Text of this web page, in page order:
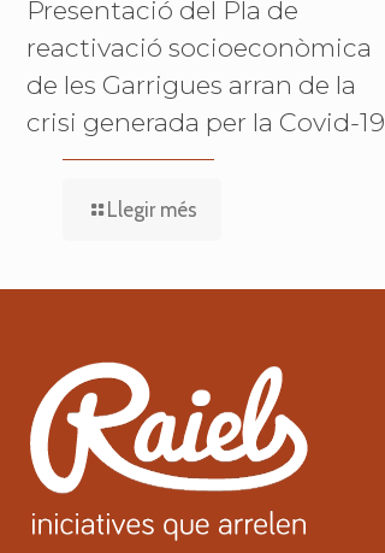
Presentació del Pla de
reactivació socioeconòmica
de les Garrigues arran de la
crisi generada per la Covid-19
Llegir més